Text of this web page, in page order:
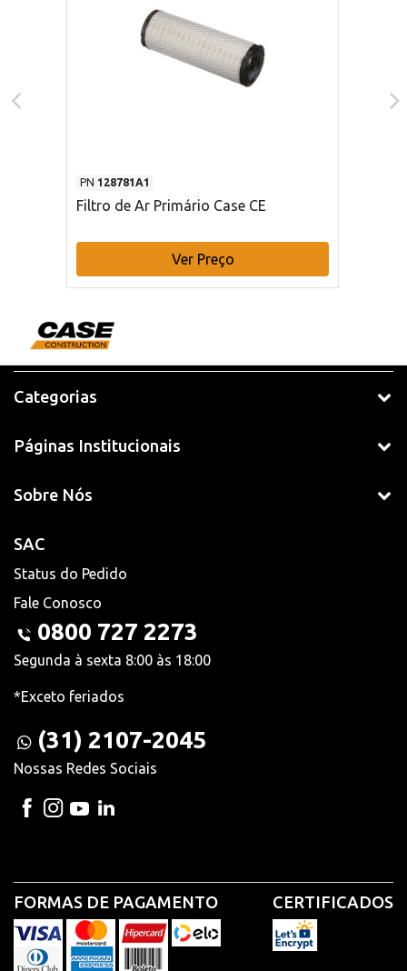
PN 128781A1
Filtro de Ar Primário Case CE
Ver Preço
Categorias
Páginas Institucionais
Sobre Nós
SAC
Status do Pedido
Fale Conosco
0800 727 2273
Segunda à sexta 8:00 às 18:00
*Exceto feriados
(31) 2107-2045
Nossas Redes Sociais
FORMAS DE PAGAMENTO CERTIFICADOS